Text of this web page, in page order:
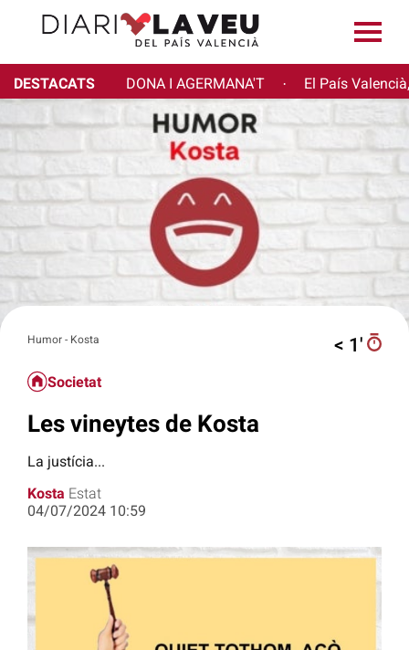
DESTACATS DONA I AGERMANA'T · El País
Humor - Kosta < 1′
Societat
Les vineytes de Kosta
La justícia...
Kosta Estat
04/07/2024 10:59